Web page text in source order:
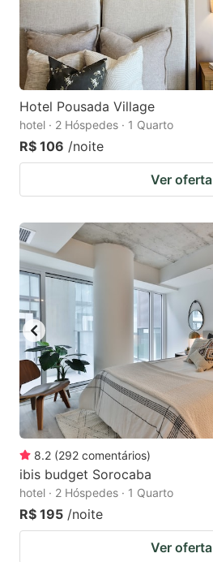
Hotel Pousada Village
hotel · 2 Hóspedes · 1 Quarto
R$ 106 /noite
Ver oferta
8.2 (292 comentários)
ibis budget Sorocaba
hotel · 2 Hóspedes · 1 Quarto
R$ 195 /noite
Ver oferta